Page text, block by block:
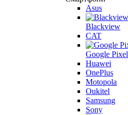
Asus
Blackview
CAT
Google Pixel
Huawei
OnePlus
Motopola
Oukitel
Samsung
Sony